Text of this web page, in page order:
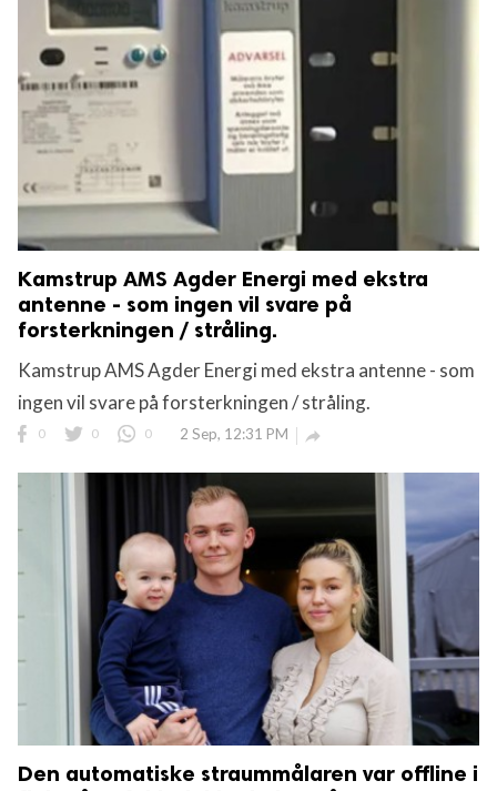
Kamstrup AMS Agder Energi med ekstra
antenne - som ingen vil svare på
forsterkningen / stråling.
Kamstrup AMS Agder Energi med ekstra antenne - som
ingen vil svare på forsterkningen / stråling.
0 0 0 2 Sep, 12:31 PM 
Den automatiske straummålaren var offline i